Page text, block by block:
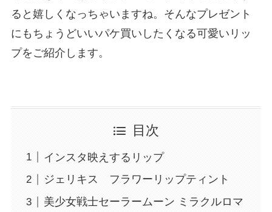
ると嬉しくなっちゃいますね。そんなプレゼント
にもちょうどいいパケ買いしたくなる可愛いリッ
プをご紹介します。
目次
インスタ映えするリップ
ジェリキス フラワーリップティント
美少女戦士セーラームーン ミラクルロマ